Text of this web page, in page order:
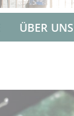
ÜBER UNS